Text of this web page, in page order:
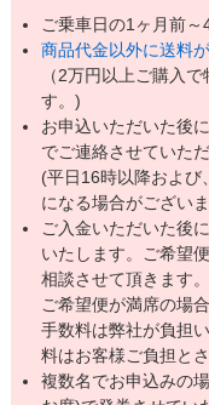
ご乗車日の1ヶ月前～
商品代金以外に送料
（2万円以上ご購入
す。)
お申込いただいた後
でご連絡させていただ
(平日16時以降および
になる場合がござい
ご入金いただいた後
いたします。ご希望
相談させて頂きます。
ご希望便が満席の場
手数料は弊社が負担
料はお客様ご負担と
複数名でお申込みの